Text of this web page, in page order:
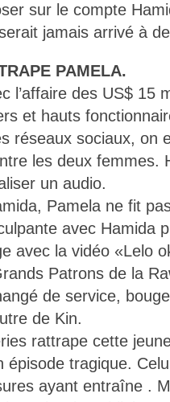
sur le compte
jamais arrivé à
PAMELA.
l’affaire des US$ 15
et hauts
réseaux sociaux, on
les deux femmes.
un audio.
Pamela ne fit
avec Hamida
avec la vidéo «Lelo
Patrons de la
de service,
de Kin.
rattrape cette
tragique.
ayant entraîne .